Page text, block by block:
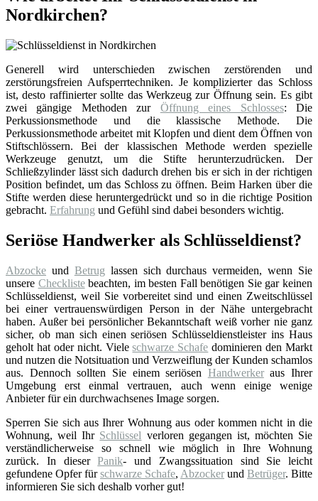
Nordkirchen?
Generell wird unterschieden zwischen zerstörenden und
zerstörungsfreien Aufsperrtechniken. Je komplizierter das Schloss
ist, desto raffinierter sollte das Werkzeug zur Öffnung sein. Es gibt
zwei gängige Methoden zur Öffnung eines Schlosses: Die
Perkussionsmethode und die klassische Methode. Die
Perkussionsmethode arbeitet mit Klopfen und dient dem Öffnen von
Stiftschlössern. Bei der klassischen Methode werden spezielle
Werkzeuge genutzt, um die Stifte herunterzudrücken. Der
Schließzylinder lässt sich dadurch drehen bis er sich in der richtigen
Position befindet, um das Schloss zu öffnen. Beim Harken über die
Stifte werden diese heruntergedrückt und so in die richtige Position
gebracht. Erfahrung und Gefühl sind dabei besonders wichtig.
Seriöse Handwerker als Schlüsseldienst?
Abzocke und Betrug lassen sich durchaus vermeiden, wenn Sie
unsere Checklistebeachten, im besten Fall benötigen Sie gar keinen
Schlüsseldienst, weil Sie vorbereitet sind und einen Zweitschlüssel
bei einer vertrauenswürdigen Person in der Nähe untergebracht
haben. Außer bei persönlicher Bekanntschaft weiß vorher nie ganz
sicher, ob man sich einen seriösen Schlüsseldienstleister ins Haus
geholt hat oder nicht. Vieleschwarze Schafe dominieren den Markt
und nutzen die Notsituation und Verzweiflung der Kunden schamlos
aus. Dennoch sollten Sie einem seriösen Handwerkeraus Ihrer
Umgebung erst einmal vertrauen, auch wenn einige wenige
Anbieter für ein durchwachsenes Image sorgen.
Sperren Sie sich aus Ihrer Wohnung aus oder kommen nicht in die
Wohnung, weil Ihr Schlüssel verloren gegangen ist, möchten Sie
verständlicherweise so schnell wie möglich in Ihre Wohnung
zurück. In dieserPanik- und Zwangssituation sind Sie leicht
gefundene Opfer fürschwarze Schafe, Abzocker und Betrüger. Bitte
informieren Sie sich deshalb vorher gut!